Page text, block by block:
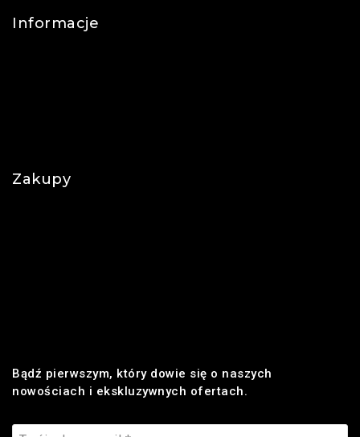
Informacje
Zakupy
Bądź pierwszym, który dowie się o naszych
nowościach i ekskluzywnych ofertach.